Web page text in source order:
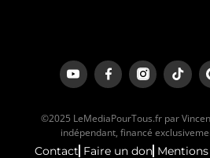
©2025 LeMediaPourTous.fr par
indépendant, financé
Contact Faire un don Mentions